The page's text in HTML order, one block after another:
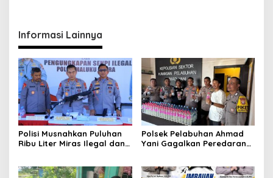
Informasi Lainnya
Polisi Musnahkan Puluhan
Ribu Liter Miras Ilegal dan
Lintas Negara
Polsek Pelabuhan Ahmad
Yani Gagalkan Peredaran
Kapal